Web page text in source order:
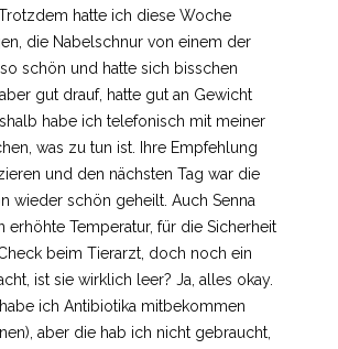
hatte ich diese Woche
die Nabelschnur von einem der
schön und hatte sich bisschen
gut drauf, hatte gut an Gewicht
habe ich telefonisch mit meiner
was zu tun ist. Ihre Empfehlung
und den nächsten Tag war die
wieder schön geheilt. Auch Senna
erhöhte Temperatur, für die Sicherheit
beim Tierarzt, doch noch ein
ist sie wirklich leer? Ja, alles okay.
ich Antibiotika mitbekommen
aber die hab ich nicht gebraucht,